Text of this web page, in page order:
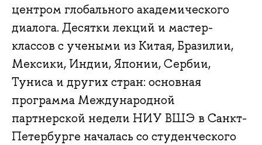
центром глобального академического
диалога. Десятки лекций и мастер-
классов с учеными из Китая, Бразилии,
Мексики, Индии, Японии, Сербии,
Туниса и других стран: основная
программа Международной
партнерской недели НИУ ВШЭ в Санкт-
Петербурге началась со студенческого